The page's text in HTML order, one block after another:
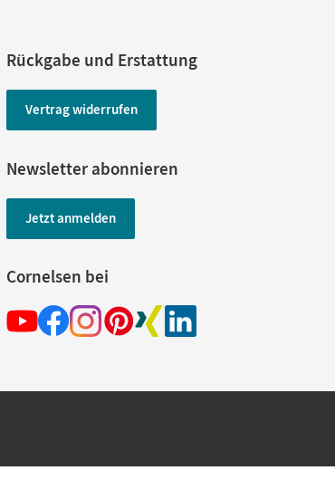
Rückgabe und Erstattung
Vertrag widerrufen
Newsletter abonnieren
Jetzt anmelden
Cornelsen bei